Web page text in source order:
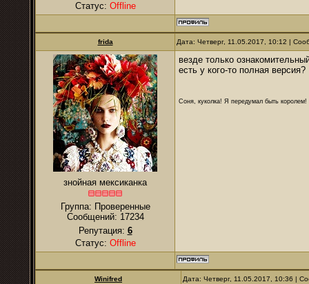
Статус: Offline
frida Дата: Четверг, 11.05.2017, 10:12 |
знойная мексиканка
Группа: Проверенные
Сообщений: 17234
Репутация: 6
Статус: Offline
везде только
есть у кого-то полная версия?
Соня, куколка! Я передумал быть
Winifred Дата: Четверг, 11.05.2017, 10:36 |